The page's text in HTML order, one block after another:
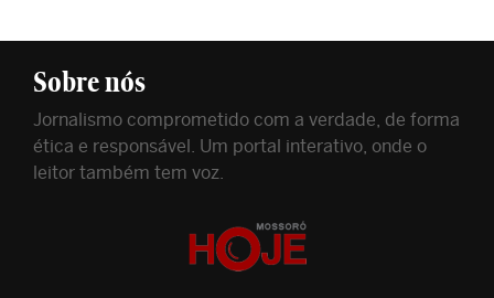
Sobre nós
Jornalismo comprometido com a verdade, de forma
ética e responsável. Um portal interativo, onde o
leitor também tem voz.